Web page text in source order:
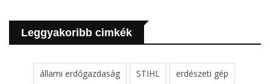
Leggyakoribb cimkék
állami erdőgazdaság STIHL erdészeti gép